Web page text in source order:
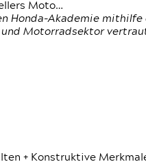
Moto…
Honda-Akademie
Motorradsektor
+ Konstruktive